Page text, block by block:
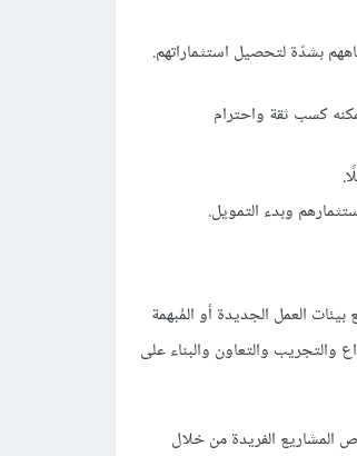
بشدّة لتحصيل استثماراتهم.
كسب ثقة واحترام
وبدء التمويل.
العمل الجديدة أو المُبهمة
والتجريب والتعاون والبناء على
المشاريع الفريدة من خلال